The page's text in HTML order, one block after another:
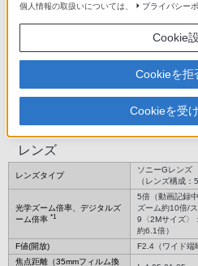
仕様表
イメージセンサー
ソニー
総画素数
1280万画素
1220万画素
レンズ
レンズタイプ
ソニーGレンズ
（レンズ構成
光学ズーム倍率、デジタルズ
ーム倍率 *1
5倍（動画記録
ズーム約10倍/
9〈2Mサイズ〉
約6.1倍）
F値(開放)
F2.4（ワイド端
焦点距離（35mmフィルム換
個人情報の取扱いについては、
プライバシー
Cookie
Cookieを拒
Cookieを受